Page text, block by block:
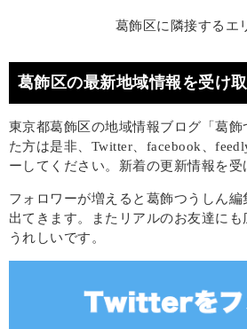
葛飾区に隣接するエ
葛飾区の最新地域情報を受け
東京都葛飾区の地域情報ブログ「葛飾
た方は是非、Twitter、facebook、
ーしてください。新着の更新情報を受
フォロワーが増えると葛飾つうしん
出てきます。またリアルのお友達にも
うれしいです。